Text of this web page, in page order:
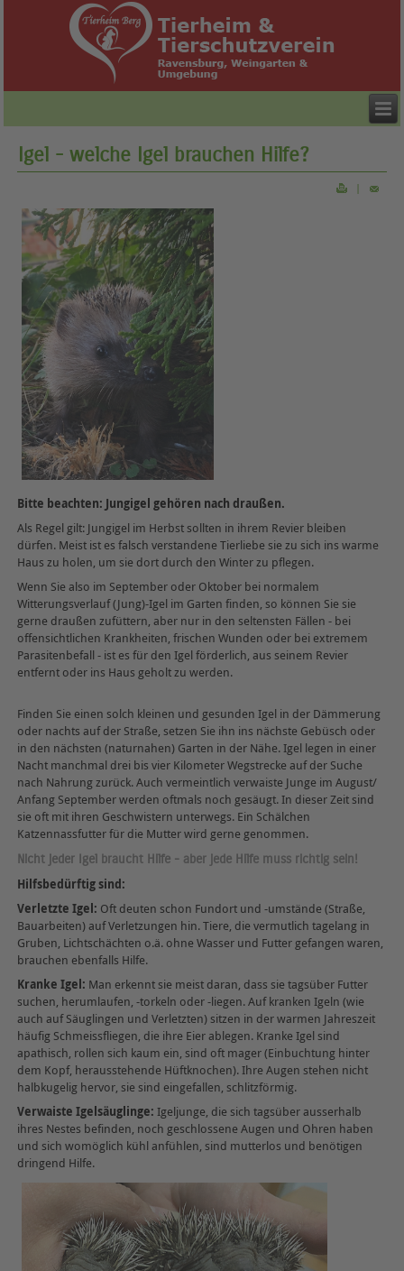
Igel - welche Igel brauchen Hilfe?
|
Bitte beachten: Jungigel gehören nach draußen.
Als Regel gilt: Jungigel im Herbst sollten in ihrem Revier bleiben
dürfen. Meist ist es falsch verstandene Tierliebe sie zu sich ins warme
Haus zu holen, um sie dort durch den Winter zu pflegen.
Wenn Sie also im September oder Oktober bei normalem
Witterungsverlauf (Jung)-Igel im Garten finden, so können Sie sie
gerne draußen zufüttern, aber nur in den seltensten Fällen - bei
offensichtlichen Krankheiten, frischen Wunden oder bei extremem
Parasitenbefall - ist es für den Igel förderlich, aus seinem Revier
entfernt oder ins Haus geholt zu werden.
Finden Sie einen solch kleinen und gesunden Igel in der Dämmerung
oder nachts auf der Straße, setzen Sie ihn ins nächste Gebüsch oder
in den nächsten (naturnahen) Garten in der Nähe. Igel legen in einer
Nacht manchmal drei bis vier Kilometer Wegstrecke auf der Suche
nach Nahrung zurück. Auch vermeintlich verwaiste Junge im August/
Anfang September werden oftmals noch gesäugt. In dieser Zeit sind
sie oft mit ihren Geschwistern unterwegs. Ein Schälchen
Katzennassfutter für die Mutter wird gerne genommen.
Nicht jeder Igel braucht Hilfe - aber jede Hilfe muss richtig sein!
Hilfsbedürftig sind:
Verletzte Igel: Oft deuten schon Fundort und -umstände (Straße,
Bauarbeiten) auf Verletzungen hin. Tiere, die vermutlich tagelang in
Gruben, Lichtschächten o.ä. ohne Wasser und Futter gefangen waren,
brauchen ebenfalls Hilfe.
Kranke Igel: Man erkennt sie meist daran, dass sie tagsüber Futter
suchen, herumlaufen, -torkeln oder -liegen. Auf kranken Igeln (wie
auch auf Säuglingen und Verletzten) sitzen in der warmen Jahreszeit
häufig Schmeissfliegen, die ihre Eier ablegen. Kranke Igel sind
apathisch, rollen sich kaum ein, sind oft mager (Einbuchtung hinter
dem Kopf, herausstehende Hüftknochen). Ihre Augen stehen nicht
halbkugelig hervor, sie sind eingefallen, schlitzförmig.
Verwaiste Igelsäuglinge: Igeljunge, die sich tagsüber ausserhalb
ihres Nestes befinden, noch geschlossene Augen und Ohren haben
und sich womöglich kühl anfühlen, sind mutterlos und benötigen
dringend Hilfe.